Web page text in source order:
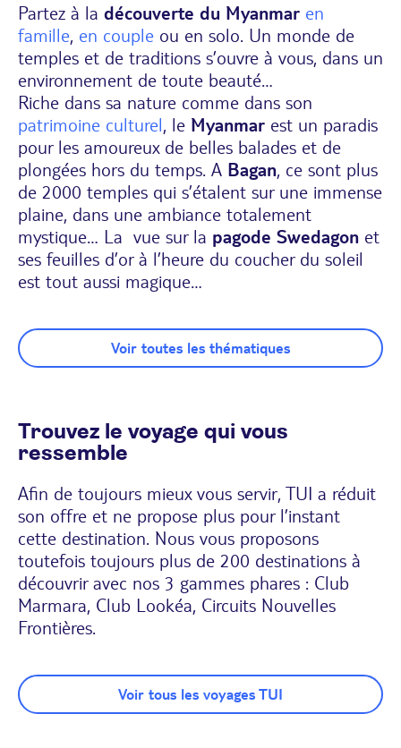
Partez à la découverte du Myanmar en
famille, en couple ou en solo. Un monde de
temples et de traditions s’ouvre à vous, dans un
environnement de toute beauté…
Riche dans sa nature comme dans son
patrimoine culturel, le Myanmar est un paradis
pour les amoureux de belles balades et de
plongées hors du temps. A Bagan, ce sont plus
de 2000 temples qui s’étalent sur une immense
plaine, dans une ambiance totalement
mystique… La vue sur la pagode Swedagon et
ses feuilles d’or à l’heure du coucher du soleil
est tout aussi magique…
Voir toutes les thématiques
Trouvez le voyage qui vous
ressemble
Afin de toujours mieux vous servir, TUI a réduit
son offre et ne propose plus pour l’instant
cette destination. Nous vous proposons
toutefois toujours plus de 200 destinations à
découvrir avec nos 3 gammes phares : Club
Marmara, Club Lookéa, Circuits Nouvelles
Frontières.
Voir tous les voyages TUI